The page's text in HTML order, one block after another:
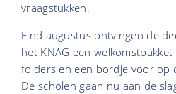
vraagstukken.
Eind augustus ontvingen de
het KNAG een
folders en een bordje voor op
De scholen gaan nu aan de